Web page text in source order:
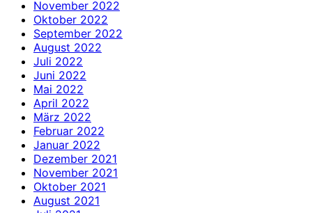
November 2022
Oktober 2022
September 2022
August 2022
Juli 2022
Juni 2022
Mai 2022
April 2022
März 2022
Februar 2022
Januar 2022
Dezember 2021
November 2021
Oktober 2021
August 2021